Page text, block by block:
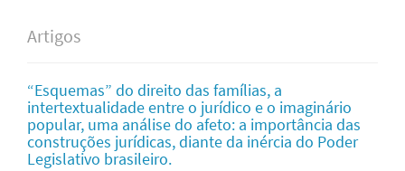
Artigos
“Esquemas” do direito das famílias, a
intertextualidade entre o jurídico e o imaginário
popular, uma análise do afeto: a importância das
construções jurídicas, diante da inércia do Poder
Legislativo brasileiro.